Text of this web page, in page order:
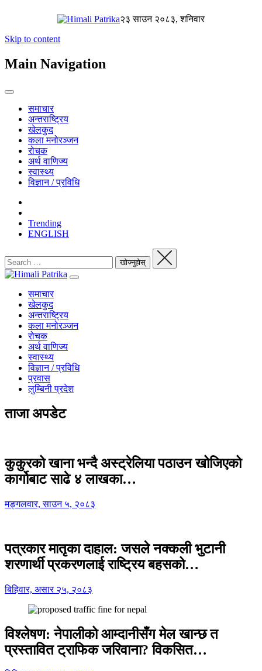
२३ साउन २०८३, शनिवार
Skip to content
Main Navigation
समाचार
अन्तराष्ट्रिय
खेलकुद
कला मनोरञ्जन
रोचक
अर्थ वाणिज्य
स्वास्थ्य
विज्ञान / प्रविधि
Trending
ENGLISH
समाचार
खेलकुद
अन्तराष्ट्रिय
कला मनोरञ्जन
रोचक
अर्थ वाणिज्य
स्वास्थ्य
विज्ञान / प्रविधि
प्रवास
लुम्बिनी प्रदेश
ताजा अपडेट
कुकुरको खाना भन्दै अस्ट्रेलिया पठाउन खोजिएको
कार्गोबाट साढे ४ लाखका…
मङ्गलवार, साउन ५, २०८३
पत्रकार मातृका दाहाल: जसले नक्कली भुटानी
शरणार्थी प्रकरणलाई राष्ट्रिय बहसको…
बिहिवार, असार २५, २०८३
विश्लेषण: नेपालीको आम्दानीसँग मेल खान्छ त
प्रस्तावित ट्राफिक जरिवाना? विकसित…